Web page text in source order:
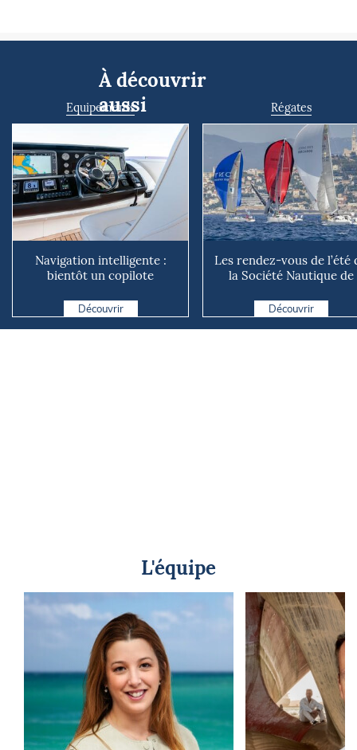
À découvrir
aussi
Equipements
Navigation intelligente :
bientôt un copilote
Découvrir
Régates
Les rendez-vous de l’été
la Société Nautique de
Découvrir
L'équipe